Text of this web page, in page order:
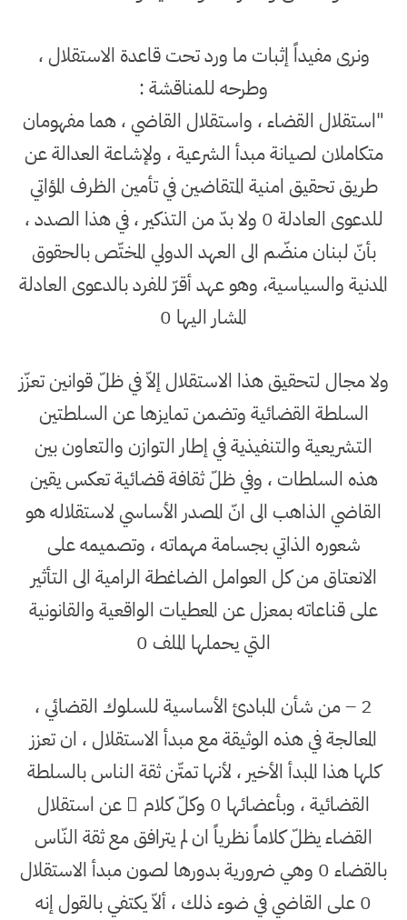
ونرى مفيداً إثبات ما ورد تحت قاعدة الاستقلال ،
وطرحه للمناقشة :
"استقلال القضاء ، واستقلال القاضي ، هما مفهومان
متكاملان لصيانة مبدأ الشرعية ، ولإشاعة العدالة عن
طريق تحقيق امنية المتقاضين في تأمين الظرف المؤاتي
للدعوى العادلة 0 ولا بدّ من التذكير ، في هذا الصدد ،
بأنّ لبنان منضّم الى العهد الدولي المختّص بالحقوق
المدنية والسياسية، وهو عهد أقرّ للفرد بالدعوى العادلة
المشار اليها 0
ولا مجال لتحقيق هذا الاستقلال إلاّ في ظلّ قوانين تعزّز
السلطة القضائية وتضمن تمايزها عن السلطتين
التشريعية والتنفيذية في إطار التوازن والتعاون بين
هذه السلطات ، وفي ظلّ ثقافة قضائية تعكس يقين
القاضي الذاهب الى انّ المصدر الأساسي لاستقلاله هو
شعوره الذاتي بجسامة مهماته ، وتصميمه على
الانعتاق من كل العوامل الضاغطة الرامية الى التأثير
على قناعاته بمعزل عن المعطيات الواقعية والقانونية
التي يحملها الملف 0
2 – من شأن المبادئ الأساسية للسلوك القضائي ،
المعالجة في هذه الوثيقة مع مبدأ الاستقلال ، ان تعزز
كلها هذا المبدأ الأخير ، لأنها تمتّن ثقة الناس بالسلطة
القضائية ، وبأعضائها 0 وكلّ كلام ٍ عن استقلال
القضاء يظلّ كلاماً نظرياً ان لم يترافق مع ثقة النّاس
بالقضاء 0 وهي ضرورية بدورها لصون مبدأ الاستقلال
0 على القاضي في ضوء ذلك ، ألاّ يكتفي بالقول إنه